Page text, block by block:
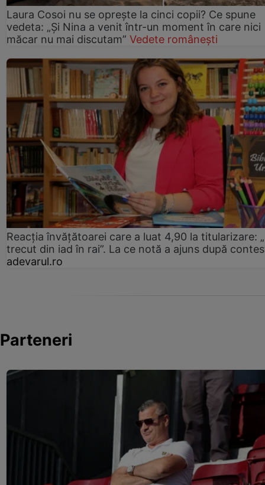
Laura Cosoi nu se oprește la cinci copii? Ce spune
vedeta: „Și Nina a venit într-un moment în care nici
măcar nu mai discutam” Vedete românești
Reacția învățătoarei care a luat 4,90 la titularizare:
trecut din iad în rai”. La ce notă a ajuns după
adevarul.ro
Parteneri